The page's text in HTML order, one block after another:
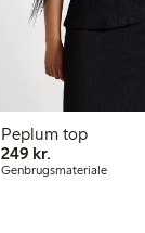
Peplum top
249 kr.
Genbrugsmateriale